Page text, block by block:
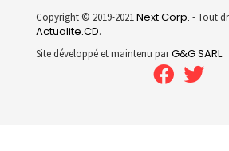
Copyright © 2019-2021Next Corp. - Tout
Actualite.CD.
Site développé et maintenu parG&G SARL